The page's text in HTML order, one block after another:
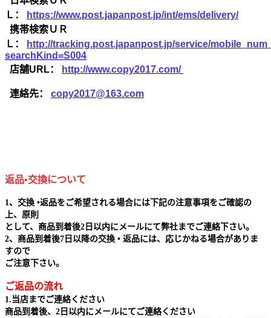
Ｌ：
https://www.post.japanpost.jp/int/ems/delivery/
携帯検索ＵＲ
Ｌ：
http://tracking.post.japanpost.jp/service/
searchKind=S004
店舗URL：
http://www.copy2017.com/
連絡先： copy2017@163.com
返品•交換について
1、交換 •返品をご希望される場合には下記の注意事項をご確認の
上、原則
として、商品到着後2日以内にメールにて弊社までご連絡下さい。
2、商品到着後7日以降の交換 • 返品には、応じかねる場合がありま
すので
ご注意下さい。
ご返品の流れ
1.当店までご連絡ください
商品到着後、2日以内にメールにてご連絡ください